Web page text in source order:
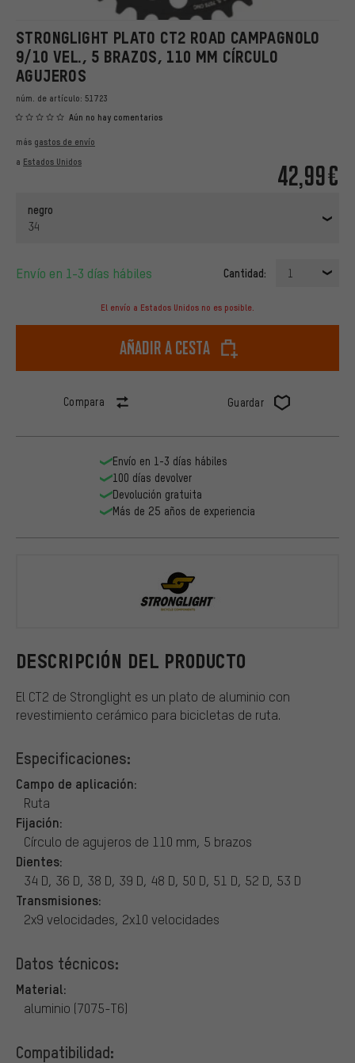
STRONGLIGHT PLATO CT2 ROAD CAMPAGNOLO
9/10 VEL., 5 BRAZOS, 110 MM CÍRCULO
AGUJEROS
núm. de artículo: 51723
Aún no hay comentarios
42,99€
más gastos de envío
a Estados Unidos
negro
34
Envío en 1-3 días hábiles Cantidad: 1
El envío a Estados Unidos no es posible.
Añadir a cesta
Compara Guardar
DESCRIPCIÓN DEL PRODUCTO
El CT2 de Stronglight es un plato de aluminio con
revestimiento cerámico para bicicletas de ruta.
Especificaciones:
Campo de aplicación:
Ruta
Fijación:
Círculo de agujeros de 110 mm, 5 brazos
Dientes:
34 D, 36 D, 38 D, 39 D, 48 D, 50 D, 51 D, 52 D, 53 D
Transmisiones:
2x9 velocidades, 2x10 velocidades
Datos técnicos:
Material:
aluminio (7075-T6)
Compatibilidad:
Envío en 1-3 días hábiles
100 días devolver
Devolución gratuita
Más de 25 años de experiencia